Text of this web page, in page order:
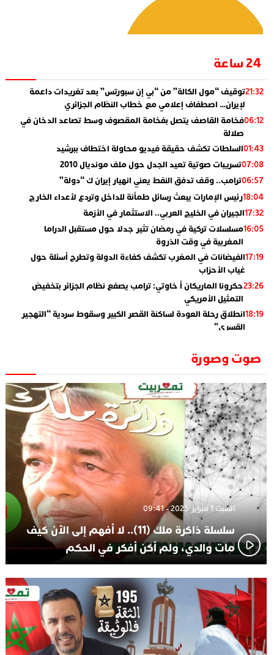
24 ساعة
21:32توقيف “مول الكالة” من “بي إن سبورتس” بعد تغريدات داعمة
لإيران… اصطفاف إعلامي مع خطاب النظام الجزائري
06:12فخامة القاصف يتصل بفخامة المقصوف وسط تصاعد الدخان في
صلالة
01:43السلطات تكشف حقيقة فيديو محاولة اختطاف ببرشيد
07:08تسريبات صوتية تعيد الجدل حول ملف مونديال 2010
06:57ترامب.. وقف تدفق النفط يعني انهيار إيران ك “دولة”
18:04رئيس الإمارات يبعث رسائل طمأنة للداخل وتردع لأعداء الخارج
17:32الجيران في الخليج العربي.. الاستثمار في الأزمة
16:05مسلسلات تركية في رمضان تثير جدلا حول مستقبل الدراما
المغربية في وقت الذروة
17:19الفيضانات في المغرب تكشف كفاءة الدولة وتطرح أسئلة حول
غياب الأحزاب
23:26حكرونا الماريكان أ خاوتي: ترامب يصفع نظام الجزائر بتخفيض
التمثيل الأمريكي
18:19انطلاق رحلة العودة لساكنة القصر الكبير وسقوط سردية “التهجير
القسري”
01:55
​”لارام”.. 3 خطوط أخرى نحو إسبانيا وهذه هي الوجهات
14:37الاعلامي حسن فاتح.. لهذا السبب يرفض بعض لاعبوا المنتخب
تعيين السكتيوي
صوت وصورة
السبت 1 فبراير 2025 - 09:41
سلسلة ذاكرة ملك (11).. لا أفهم إلى الآن كيف
مات والدي، ولم أكن أفكر في الحكم